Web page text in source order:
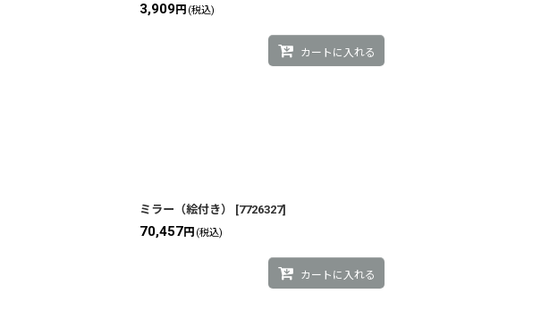
3,909円 (税込)
カートに入れる
ミラー（絵付き） [7726327]
70,457円 (税込)
カートに入れる